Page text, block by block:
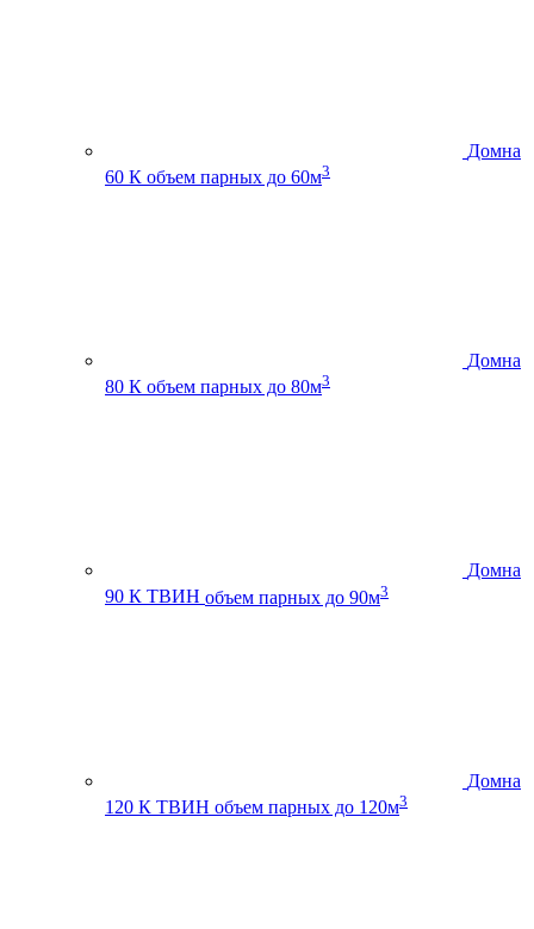
Домна
60 К объем парных до 60м3
Домна
80 К объем парных до 80м3
Домна
90 К ТВИН объем парных до 90м3
Домна
120 К ТВИН объем парных до 120м3